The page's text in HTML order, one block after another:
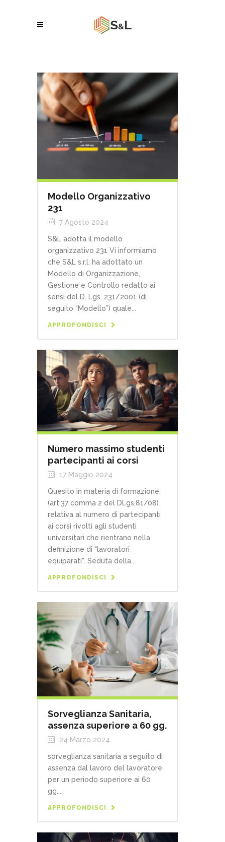
Modello Organizzativo
231
7 Agosto 2024
S&L adotta il modello
organizzativo 231 Vi informiamo
che S&L s.r.l. ha adottato un
Modello di Organizzazione,
Gestione e Controllo redatto ai
sensi del D. Lgs. 231/2001 (di
seguito “Modello”) quale...
APPROFONDISCI
Numero massimo studenti
partecipanti ai corsi
17 Maggio 2024
Quesito in materia di formazione
(art.37 comma 2 del DLgs.81/08)
relativa al numero di partecipanti
ai corsi rivolti agli studenti
universitari che rientrano nella
definizione di "lavoratori
equiparati". Seduta della...
APPROFONDISCI
Sorveglianza Sanitaria,
assenza superiore a 60 gg.
24 Marzo 2024
sorveglianza sanitaria a seguito di
assenza dal lavoro del lavoratore
per un periodo superiore ai 60
gg....
APPROFONDISCI